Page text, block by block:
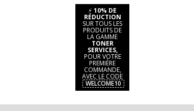
⚡ 10% DE
RÉDUCTION
SUR TOUS LES
PRODUITS DE
LA GAMME
TONER
SERVICES,
POUR VOTRE
PREMIÈRE
COMMANDE,
AVEC LE CODE
WELCOME10